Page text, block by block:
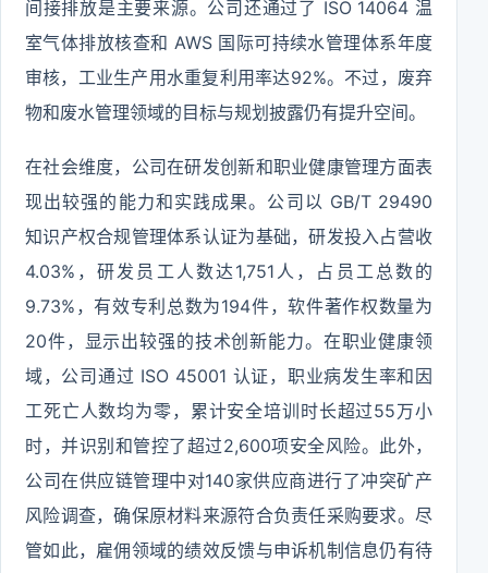
间接排放是主要来源。公司还通过了 ISO 14064 温
室气体排放核查和 AWS 国际可持续水管理体系年度
审核，工业生产用水重复利用率达92%。不过，废弃
物和废水管理领域的目标与规划披露仍有提升空间。
在社会维度，公司在研发创新和职业健康管理方面表
现出较强的能力和实践成果。公司以 GB/T 29490
知识产权合规管理体系认证为基础，研发投入占营收
4.03%，研发员工人数达1,751人，占员工总数的
9.73%，有效专利总数为194件，软件著作权数量为
20件，显示出较强的技术创新能力。在职业健康领
域，公司通过 ISO 45001 认证，职业病发生率和因
工死亡人数均为零，累计安全培训时长超过55万小
时，并识别和管控了超过2,600项安全风险。此外，
公司在供应链管理中对140家供应商进行了冲突矿产
风险调查，确保原材料来源符合负责任采购要求。尽
管如此，雇佣领域的绩效反馈与申诉机制信息仍有待